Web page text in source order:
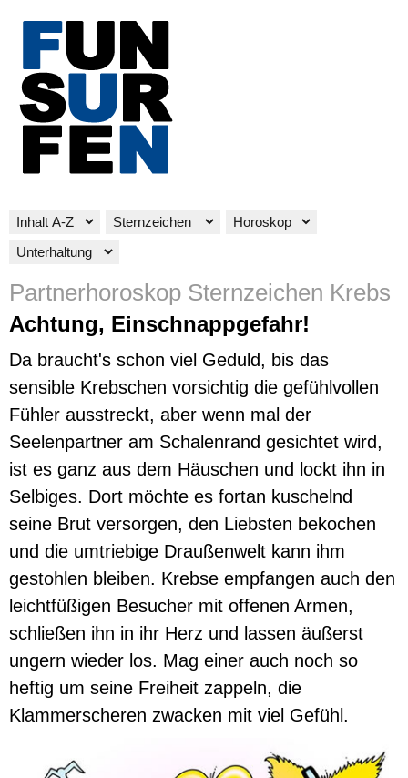
Partnerhoroskop Sternzeichen Krebs
Achtung, Einschnappgefahr!
Da braucht's schon viel Geduld, bis das
sensible Krebschen vorsichtig die gefühlvollen
Fühler ausstreckt, aber wenn mal der
Seelenpartner am Schalenrand gesichtet wird,
ist es ganz aus dem Häuschen und lockt ihn in
Selbiges. Dort möchte es fortan kuschelnd
seine Brut versorgen, den Liebsten bekochen
und die umtriebige Draußenwelt kann ihm
gestohlen bleiben. Krebse empfangen auch den
leichtfüßigen Besucher mit offenen Armen,
schließen ihn in ihr Herz und lassen äußerst
ungern wieder los. Mag einer auch noch so
heftig um seine Freiheit zappeln, die
Klammerscheren zwacken mit viel Gefühl.